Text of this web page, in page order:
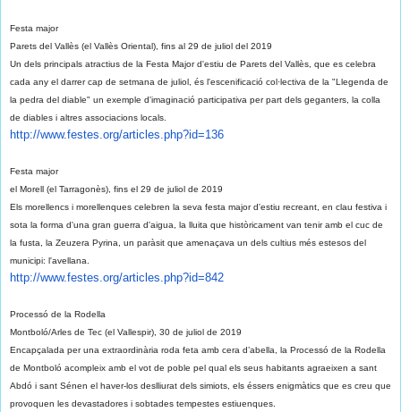
Festa major
Parets del Vallès (el Vallès Oriental), fins al 29 de juliol del 2019
Un dels principals atractius de la Festa Major d'estiu de Parets del Vallès, que es celebra
cada any el darrer cap de setmana de juliol, és l'escenificació col·lectiva de la "Llegenda de
la pedra del diable" un exemple d'imaginació participativa per part dels geganters, la colla
de diables i altres associacions locals.
http://www.festes.org/articles.php?id=136
Festa major
el Morell (el Tarragonès), fins el 29 de juliol de 2019
Els morellencs i morellenques celebren la seva festa major d'estiu recreant, en clau festiva i
sota la forma d'una gran guerra d'aigua, la lluita que històricament van tenir amb el cuc de
la fusta, la Zeuzera Pyrina, un paràsit que amenaçava un dels cultius més estesos del
municipi: l'avellana.
http://www.festes.org/articles.php?id=842
Processó de la Rodella
Montboló/Arles de Tec (el Vallespir), 30 de juliol de 2019
Encapçalada per una extraordinària roda feta amb cera d’abella, la Processó de la Rodella
de Montboló acompleix amb el vot de poble pel qual els seus habitants agraeixen a sant
Abdó i sant Sénen el haver-los deslliurat dels simiots, els éssers enigmàtics que es creu que
provoquen les devastadores i sobtades tempestes estiuenques.